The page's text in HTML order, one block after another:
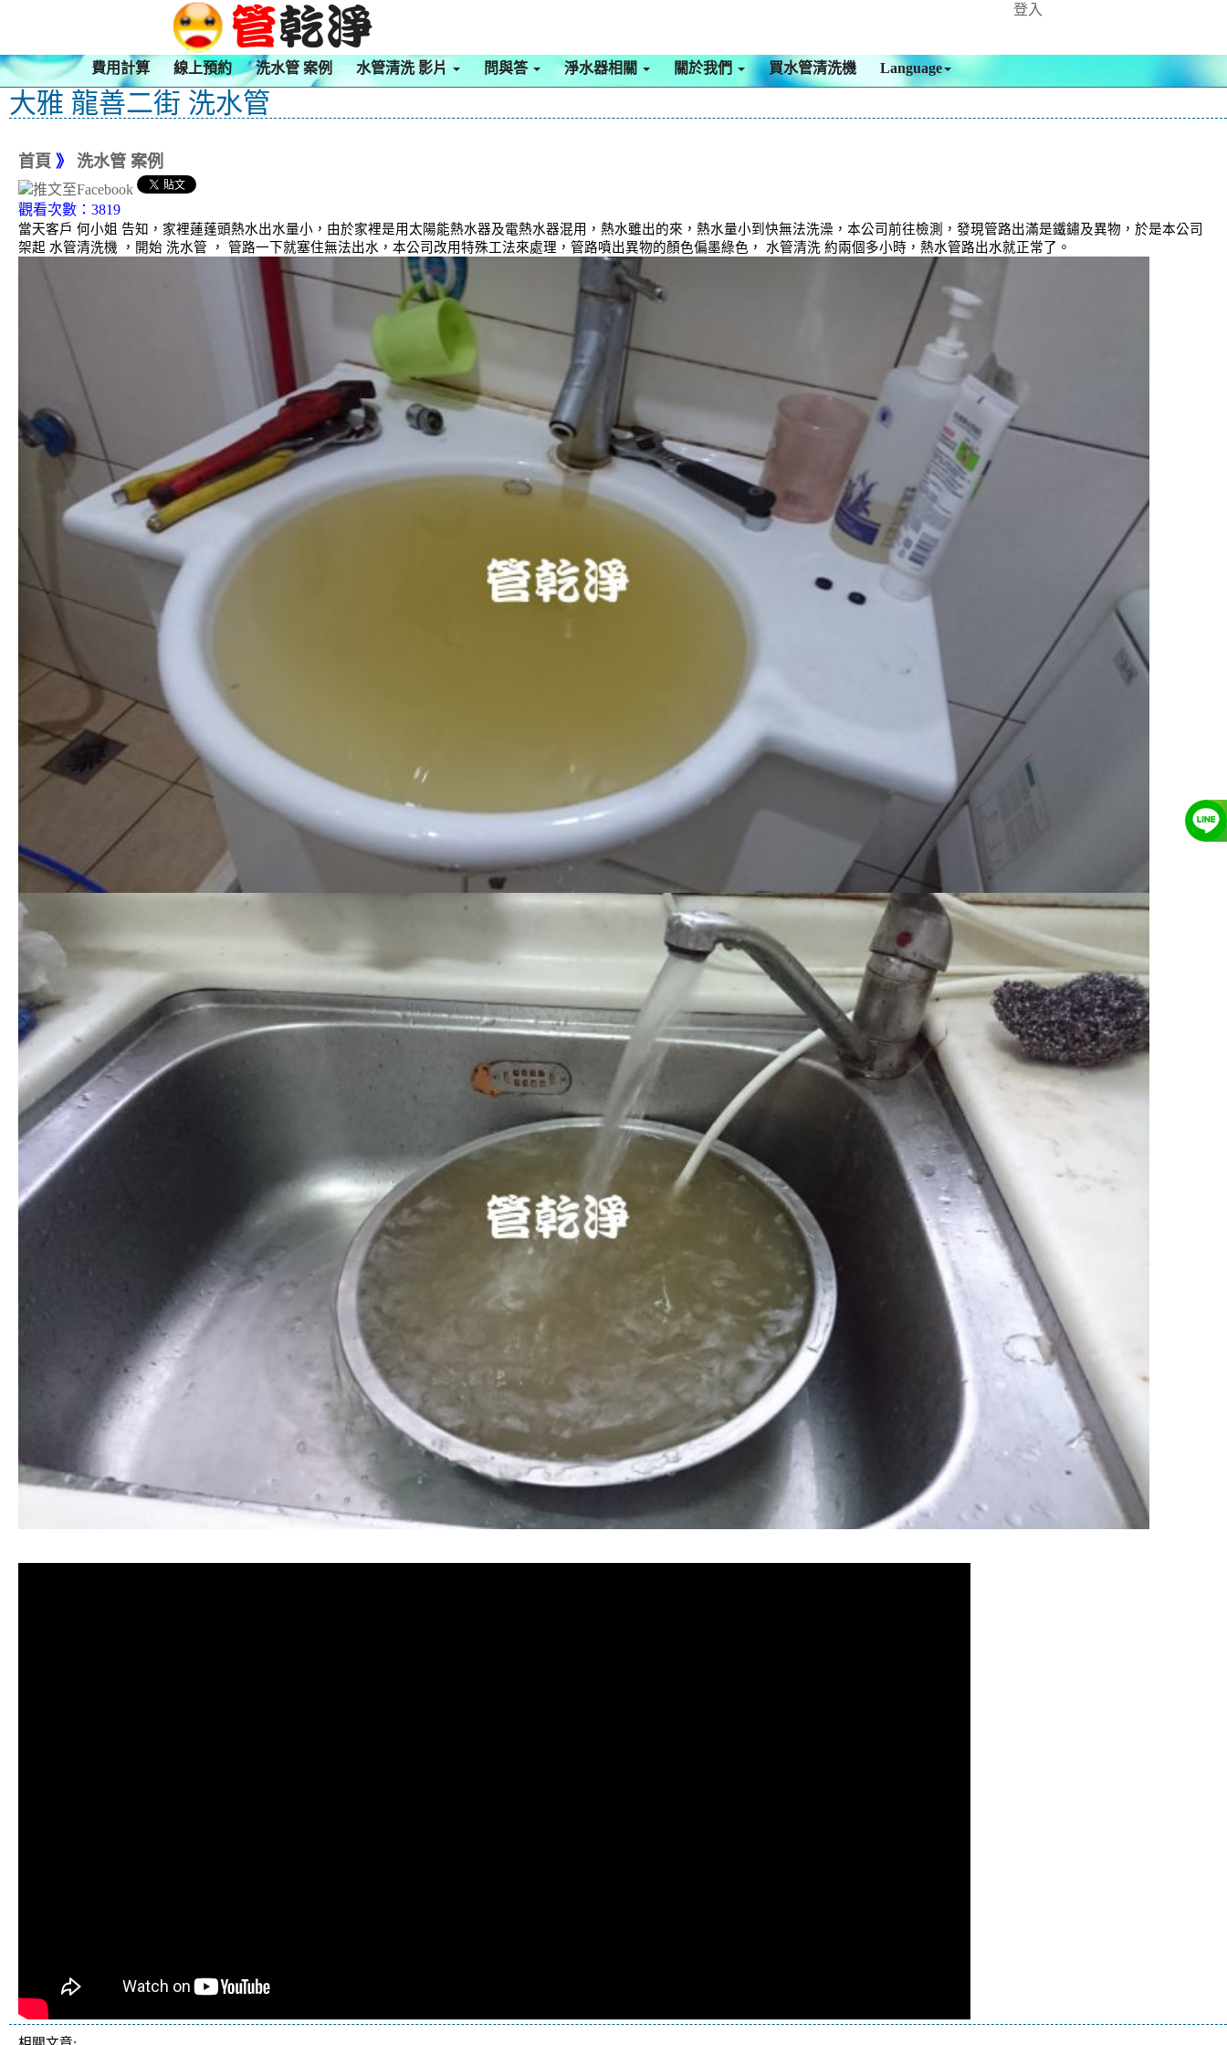
登入
費用計算 線上預約 洗水管 案例 水管清洗 影片 問與答 淨水器相關 關於我們 買水管清洗機 Language
大雅 龍善二街 洗水管
首頁 》 洗水管 案例
觀看次數：3819
當天客戶 何小姐 告知，家裡蓮蓬頭熱水出水量小，由於家裡是用太陽能熱水器及電熱水器混用，熱水雖出的來，熱水量小到快無法洗澡，本公司前往檢測，發現管路出滿是鐵鏽及異物，於是本公司
架起 水管清洗機 ，開始 洗水管 ， 管路一下就塞住無法出水，本公司改用特殊工法來處理，管路噴出異物的顏色偏墨綠色， 水管清洗 約兩個多小時，熱水管路出水就正常了。